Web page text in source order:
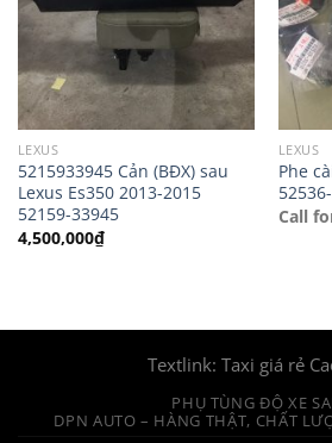
LEXUS
5215933945 Cản (BĐX) sau
Lexus Es350 2013-2015
52159-33945
4,500,000₫
LEXUS
Phe
Call
Textlink: Taxi giá rẻ
PHỤ TÙNG ĐỘ XE
DPN AUTO – HÀNG THẬT, CHẤT